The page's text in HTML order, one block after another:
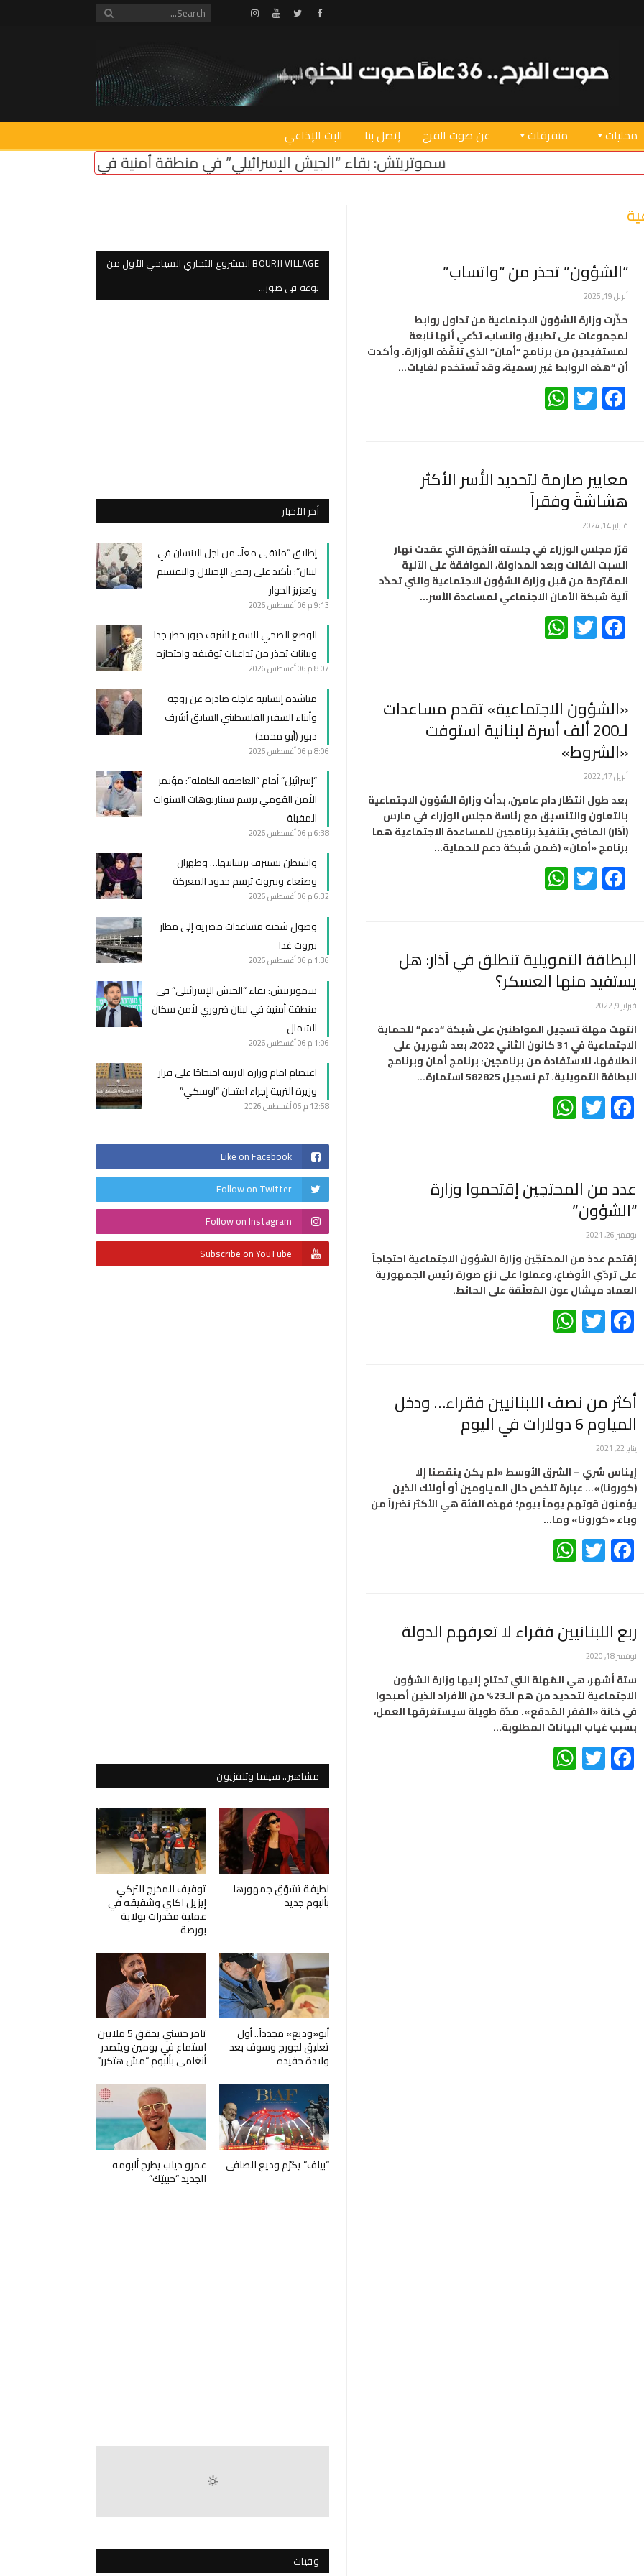
Facebook
Twitter
Youtube
Instagram
محليات متفرقات عن صوت الفرح إتصل بنا البث الإذاعي
سموتريتش: بقاء “الجيش الإسرائيلي” في منطقة أمنية في لبنان ضروري لأمن سكان
“الشؤون” تحذر من “واتساب”
أبريل 19, 2025
حذّرت وزارة الشؤون الاجتماعية من تداول روابط
لمجموعات على تطبيق واتساب، تدّعي أنها تابعة
لمستفيدين من برنامج “أمان” الذي تنفّذه الوزارة. وأكدت
أن “هذه الروابط غير رسمية، وقد تُستخدم لغايات…
Facebook
Twitter
معايير صارمة لتحديد الأُسر الأكثر
هشاشةً وفقراً
فبراير 14, 2024
قرّر مجلس الوزراء في جلسته الأخيرة التي عقدت نهار
السبت الفائت وبعد المداولة، الموافقة على الآلية
المقترحة من قبل وزارة الشؤون الاجتماعية والتي تحدّد
آلية شبكة الأمان الاجتماعي لمساعدة الأسر…
Facebook
Twitter
«الشؤون الاجتماعية» تقدم مساعدات
لـ200 ألف أسرة لبنانية استوفت
«الشروط»
أبريل 17, 2022
بعد طول انتظار دام عامين، بدأت وزارة الشؤون الاجتماعية
بالتعاون والتنسيق مع رئاسة مجلس الوزراء في مارس
(آذار) الماضي بتنفيذ برنامجين للمساعدة الاجتماعية هما
برنامج «أمان» (ضمن شبكة دعم للحماية…
Facebook
Twitter
البطاقة التمويلية تنطلق في آذار: هل
يستفيد منها العسكر؟
فبراير 9, 2022
انتهت مهلة تسجيل المواطنين على شبكة “دعم” للحماية
الاجتماعية في 31 كانون الثاني 2022، بعد شهرين على
انطلاقها، للاستفادة من برنامجين: برنامج أمان وبرنامج
البطاقة التمويلية. تم تسجيل 582825 استمارة…
Facebook
Twitter
عدد من المحتجين إقتحموا وزارة
“الشؤون”
نوفمبر 26, 2021
إقتحم عددٌ من المحتجّين وزارة الشؤون الاجتماعية احتجاجاً
على تردّي الأوضاع، وعملوا على نزع صورة رئيس الجمهورية
العماد ميشال عون المُعلّقة على الحائط.
Facebook
Twitter
أكثر من نصف اللبنانيين فقراء… ودخل
المياوم 6 دولارات في اليوم
يناير 22, 2021
إيناس شري – الشرق الأوسط «لم يكن ينقصنا إلا
(كورونا)»… عبارة تلخص حال المياومين أو أولئك الذين
يؤمنون قوتهم يوماً بيوم؛ فهذه الفئة هي الأكثر تضرراً من
وباء «كورونا» وما…
Facebook
Twitter
ربع اللبنانيين فقراء لا تعرفهم الدولة
نوفمبر 18, 2020
ستة أشهر، هي المُهلة التي تحتاج إليها وزارة الشؤون
الاجتماعية لتحديد من هم الـ23% من الأفراد الذين أصبحوا
في خانة «الفقر المُدقع». مدّة طويلة سيستغرقها العمل،
بسبب غياب البيانات المطلوبة…
Facebook
Twitter
BOURJI VILLAGE المشروع التجاري السياحي الأول من
نوعه في صور…
أخر الأخبار
إطلاق “ملتقى معاً.. من اجل الانسان في
لبنان”: تأكيد على رفض الإحتلال والتقسيم
وتعزيز الحوار
9:13 م 06 أغسطس 2026
الوضع الصحي للسفير اشرف دبور خطر جدا
وبيانات تحذر من تداعيات توقيفه واحتجازه
8:07 م 06 أغسطس 2026
مناشدة إنسانية عاجلة صادرة عن زوجة
وأبناء السفير الفلسطيني السابق أشرف
دبور (أبو محمد)
8:06 م 06 أغسطس 2026
“إسرائيل” أمام “العاصفة الكاملة”: مؤتمر
الأمن القومي يرسم سيناريوهات السنوات
المقبلة
6:38 م 06 أغسطس 2026
واشنطن تستنزف ترسانتها… وطهران
وصنعاء وبيروت ترسم حدود المعركة
6:32 م 06 أغسطس 2026
وصول شحنة مساعدات مصرية إلى مطار
بيروت غدا
1:36 م 06 أغسطس 2026
سموتريتش: بقاء “الجيش الإسرائيلي” في
منطقة أمنية في لبنان ضروري لأمن سكان
الشمال
1:06 م 06 أغسطس 2026
اعتصام امام وزارة التربية احتجاجًا على قرار
وزيرة التربية إجراء امتحان “اوسكي”
12:58 م 06 أغسطس 2026
Like on Facebook
Follow on Twitter
Follow on Instagram
Subscribe on YouTube
مشاهير.. سينما وتلفزيون
لطيفة تشوّق جمهورها
بألبوم جديد
توقيف المخرج التركي
إيزيل آكاي وشقيقه في
عملية مخدرات بولاية
بورصة
أبو«وديع» مجدداً.. أول
تعليق لجورج وسوف بعد
ولادة حفيده
تامر حسني يحقق 5 ملايين
استماع في يومين ويتصدر
أنغامي بألبوم “مش هتكرر”
“بياف” يكرّم وديع الصافي عمرو دياب يطرح ألبومه
الجديد “حبيتِك”
وفيات